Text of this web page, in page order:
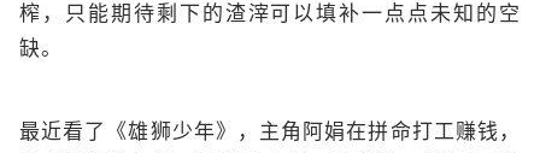
榨，只能期待剩下的渣滓可以填补一点点未知的空
缺。
最近看了《雄狮少年》，主角阿娟在拼命打工赚钱，